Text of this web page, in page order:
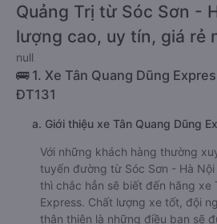
Quảng Trị từ Sóc Sơn -
lượng cao, uy tín, giá rẻ
null
🚌 1. Xe Tân Quang Dũng
ĐT131
a. Giới thiệu xe Tân Quang Dũng
Với những khách hàng thường
tuyến đường từ Sóc Sơn - Hà
thì chắc hẳn sẽ biết đến hãng xe
Express. Chất lượng xe tốt, đội
thân thiện là những điều bạn sẽ